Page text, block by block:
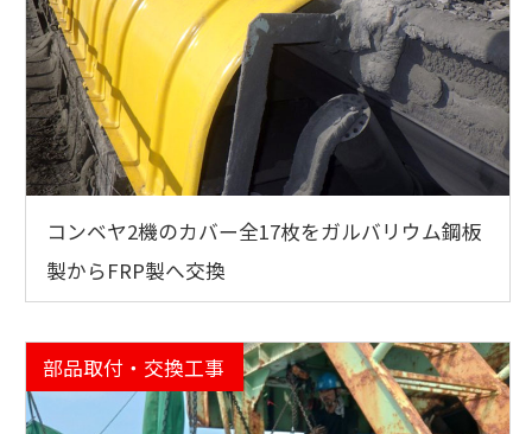
コンベヤ2機のカバー全17枚をガルバリウム鋼板
製からFRP製へ交換
部品取付・交換工事